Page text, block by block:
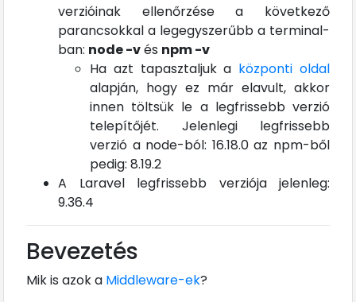
verzióinak ellenőrzése a következő
parancsokkal a legegyszerűbb a terminal-
ban: node -vés npm -v
Ha azt tapasztaljuk a központi oldal
alapján, hogy ez már elavult, akkor
innen töltsük le a legfrissebb verzió
telepítőjét. Jelenlegi legfrissebb
verzió a node-ból: 16.18.0 az npm-ből
pedig: 8.19.2
A Laravel legfrissebb verziója jelenleg:
9.36.4
Bevezetés
Mik is azok a Middleware-ek?